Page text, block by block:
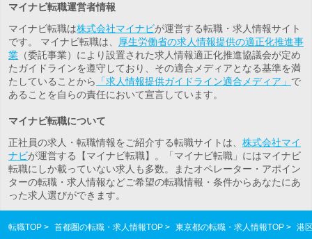
マイナビ転職運営者情報
マイナビ転職は株式会社マイナビが運営する転職・求人情報サイト
です。 マイナビ転職は、
厚生労働省の求人情報提供の適正化推進事
業 （委託事業）により設置された求人情報適正化推進協議会が定め
たガイドラインを遵守しており、その適合メディアとなる基準を満
たしていることから
「求人情報提供ガイドライン適合メディア」 で
あることを自らの責任において宣言しています。
マイナビ転職について
正社員の求人・転職情報をご紹介する転職サイトは、 株式会社マイ
ナビが運営する【マイナビ転職】。「マイナビ転職」にはマイナビ
転職にしか載っていない求人も多数。またオペレーター・アポイン
ターの転職・求人情報などご希望の転職情報・条件からあなたにあ
った求人選びができます。
転職TOP 首都圏の転職・求人情報TOP 東京都の転職・求人情報TOP 港